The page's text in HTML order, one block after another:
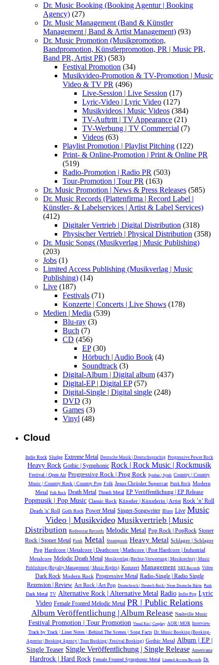
Dr. Music Booking (Booking Agentur | Booking
Agency) (27)
Dr. Music Management (Band & Künstler
Management | Band & Artist Management) (93)
Dr. Music Promotion (Musikpromotion,
Bandpromotion, Künstlerpromotion, PR | Music PR,
Band PR, Artist PR) (583)
Festival Promotion (34)
Musikvideo-Promotion & TV-Promotion | Music
Video & TV PR (496)
Live-Session | Live Session (17)
Lyric-Video | Lyric Video (127)
Musikvideos | Music Videos (384)
TV-Auftritt | TV Appearance (21)
TV-Werbung | TV Commercial (7)
Videos (63)
Playlist Promotion | Playlist Pitching (122)
Print- & Online-Promotion | Print & Online PR
(519)
Radio-Promotion | Radio PR (503)
Tour-Promotion | Tour PR (163)
Dr. Music Promotion | News & Press Releases (585)
Dr. Music Records (Plattenfirma | Record Label |
Künstler- & Labelservices | Artist & Label Services)
(412)
Digitaler Vertrieb | Digital Distribution (318)
Physischer Vertrieb | Physical Distribution (358)
Dr. Music Songs (Musikverlag | Music Publishing)
(203)
Jobs (1)
Limited Access Publishing (Musikverlag | Music
Publishing) (14)
Live (187)
Festivals (71)
Konzerte | Concerts | Live Shows (178)
Medien | Media (539)
Blu-ray (3)
Buch (7)
CD (456)
EP(30)
Hörbuch | Audio Book (4)
Soundtrack (3)
Digital-Album | Digital album (437)
Digital-EP | Digital EP(57)
Digital-Single | Digital single (248)
DVD (3)
Games (3)
Vinyl (48)
Cloud
Indie Rock Sludge Extreme Metal Deutsche Musik |‎ Deutschsprachig Progressive Power Rock
Heavy Rock Gothic | Symphonic Rock | Rock Music | Rockmusik
Festival | Open Air Progressive Rock | Prog Rock Synthie | Synth Country | Country
Music | Country Rock | Country Pop Folk Jesus Chrüsler Supercar Punk Rock Modern
Metal
Folk Rock Death Metal Thrash Metal EP Veröffentlichung | EP Release
Popmusik | Pop Music Classic Rock Künstler | Künstlerin | Artist Rock ’n’ Roll
Death 'n' Roll Goth Rock Power Metal Singer-Songwriter Blues Live Music
Video | Musikvideo Musikvertrieb | Music
Distribution Rodeostar Records Melodic Metal Pop Rock | PopRock Stoner
Rock | Stoner Metal Funk Metal Steampunk Heavy Metal Schlager | Schlager
Pop Hardcore | Metalcore | Deathcore | Mathcore | Post Hardcore | Industrial
Metalcore Melodic Death Metal Musikverlag (Rechte-Verwertung | Musikrechte) | Music
Publishing (Royalty Management | Music Rights) Konzert Management NRT-Records Video
Dark Rock Modern Rock Progressive Metal Radio-Single | Radio Single
Rezension | Review Art Rock | Art Pop Deutschrock | Deutsch Rock | Neue Deutsche Härte Punk
Dark Metal TV Alternative Rock | Alternative Metal Radio Indie Pop Lyric
Video Female Fronted Melodic Metal PR | Public Relations
Album Veröffentlichung | Album Release Nashville Music
Festival Promotion | Tour Promotion Visual Kei | Cosplay AOR | MOR Interview
Track by Track | Liner Notes | Behind The Scenes | Song Facts Dr. Music Booking (Booking-
Agentur | Booking Agency | Tour Booking | Festival Booking) Gothic Metal Album | EP |
Single Teaser Single Veröffentlichung | Single Release Americana
Hardrock | Hard Rock Female Fronted Symphonic Metal Limited Access Records Dr.